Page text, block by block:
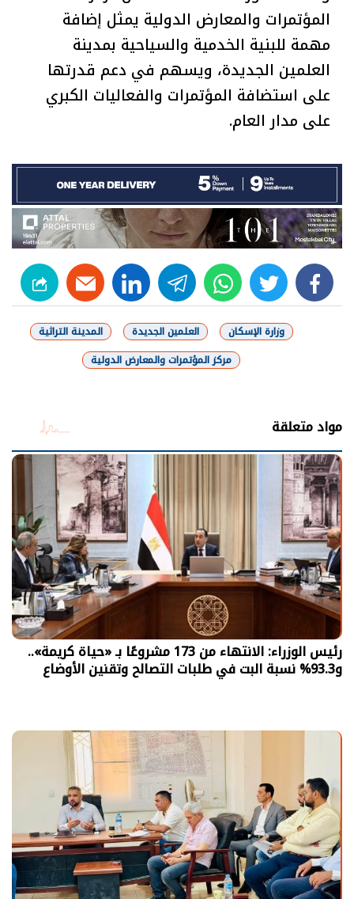
المؤتمرات والمعارض الدولية يمثل إضافة
مهمة للبنية الخدمية والسياحية بمدينة
العلمين الجديدة، ويسهم في دعم قدرتها
على استضافة المؤتمرات والفعاليات الكبري
على مدار العام.
facebook
twitter
whats
telegram
linkedin
وزارة الإسكان العلمين الجديدة
المدينة التراثية
مركز المؤتمرات والمعارض الدولية
مواد متعلقة
رئيس الوزراء: الانتهاء من 173 مشروعًا بـ «حياة كريمة»..
و93.3% نسبة البت في طلبات التصالح وتقنين الأوضاع